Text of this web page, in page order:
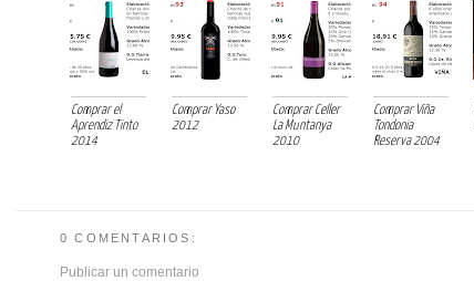
Comprar el
Aprendiz Tinto
2014
Comprar Yaso
2012
Comprar Celler
La Muntanya
2010
Comprar Viña
Tondonia
Reserva 2004
0 COMENTARIOS:
Publicar un comentario